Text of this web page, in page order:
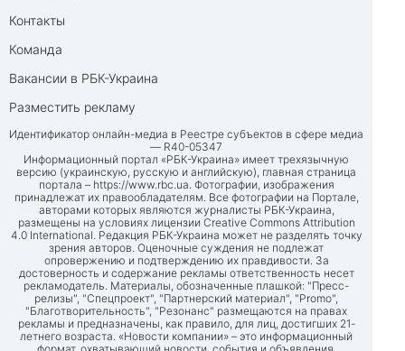
Контакты
Команда
Вакансии в РБК-Украина
Разместить рекламу
Идентификатор онлайн-медиа в Реестре субъектов в сфере медиа
— R40-05347
Информационный портал «РБК-Украина» имеет трехязычную
версию (украинскую, русскую и английскую), главная страница
портала – https://www.rbc.ua. Фотографии, изображения
принадлежат их правообладателям. Все фотографии на Портале,
авторами которых являются журналисты РБК-Украина,
размещены на условиях лицензии Creative Commons Attribution
4.0 International. Редакция РБК-Украина может не разделять точку
зрения авторов. Оценочные суждения не подлежат
опровержению и подтверждению их правдивости. За
достоверность и содержание рекламы ответственность несет
рекламодатель. Материалы, обозначенные плашкой: "Пресс-
релизы", "Спецпроект", "Партнерский материал", "Promo",
"Благотворительность", "Резонанс" размещаются на правах
рекламы и предназначены, как правило, для лиц, достигших 21-
летнего возраста. «Новости компании» – это информационный